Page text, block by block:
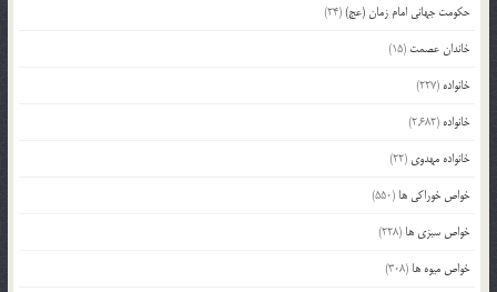
حکومت جهانی امام زمان (عج)(24)
خاندان عصمت (15)
خانواده (227)
خانواده (2,682)
خانواده مهدوی (22)
خواص خوراکی ها (550)
خواص سبزی ها (228)
خواص میوه ها (308)